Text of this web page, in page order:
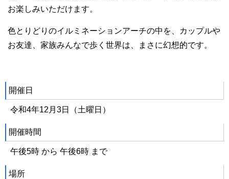
お楽しみいただけます。
色とりどりのイルミネーションアーチの中を、カップルや
お友達、家族みんなで歩く世界は、まさに幻想的です。
開催日
令和4年12月3日（土曜日）
開催時間
午後5時 から 午後6時 まで
場所